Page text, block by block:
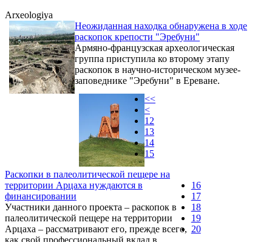
Arxeologiya
Неожиданная находка обнаружена в ходе
раскопок крепости "Эребуни"
Армяно-французская археологическая
группа приступила ко второму этапу
раскопок в научно-историческом музее-
заповеднике "Эребуни" в Ереване.
Раскопки в палеолитической пещере на
территории Арцаха нуждаются в
финансировании
Участники данного проекта – раскопок в
палеолитической пещере на территории
Арцаха – рассматривают его, прежде всего,
как свой профессиональный вклад в
<<
<
12
13
14
15
16
17
18
19
20